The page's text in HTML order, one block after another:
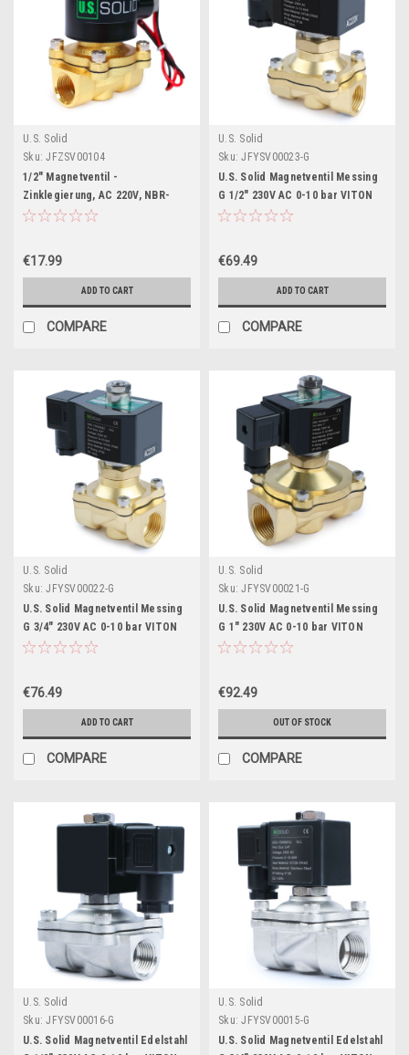
U.S. Solid
Sku: JFZSV00104
1/2" Magnetventil -
Zinklegierung, AC 220V, NBR-
Dichtung, Stromlos geschlossen
€17.99
ADD TO CART
COMPARE
U.S. Solid
Sku: JFYSV00023-G
U.S. Solid Magnetventil Messing
G 1/2" 230V AC 0-10 bar VITON
stromlos offen
€69.49
ADD TO CART
COMPARE
U.S. Solid
Sku: JFYSV00022-G
U.S. Solid Magnetventil Messing
G 3/4" 230V AC 0-10 bar VITON
stromlos offen
€76.49
ADD TO CART
COMPARE
U.S. Solid
Sku: JFYSV00021-G
U.S. Solid Magnetventil Messing
G 1" 230V AC 0-10 bar VITON
stromlos offen
€92.49
OUT OF STOCK
COMPARE
U.S. Solid
Sku: JFYSV00016-G
U.S. Solid Magnetventil Edelstahl
U.S. Solid
Sku: JFYSV00015-G
U.S. Solid Magnetventil Edelstahl